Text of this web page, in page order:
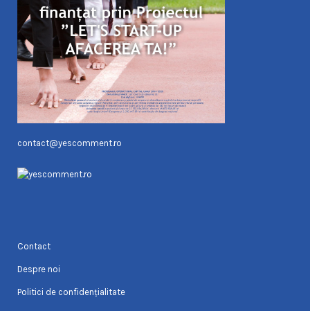
contact@yescomment.ro
Contact
Despre noi
Politici de confidențialitate